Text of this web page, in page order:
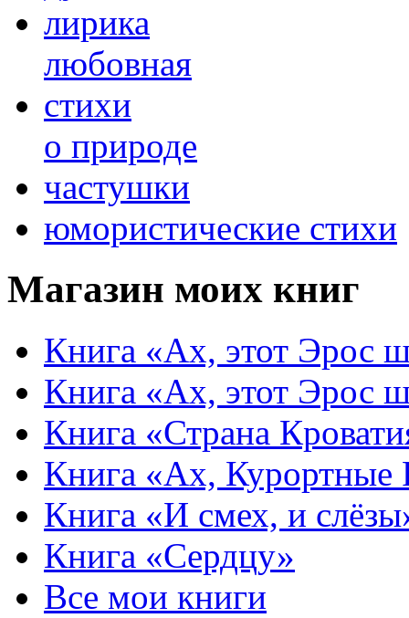
лирика
любовная
cтихи
о природе
частушки
юмористические стихи
Магазин моих книг
Книга «Ах, этот Эрос
Книга «Ах, этот Эрос
Книга «Страна
Книга «Ах,
Книга «И смех, и
Книга «Сердцу»
Все мои книги